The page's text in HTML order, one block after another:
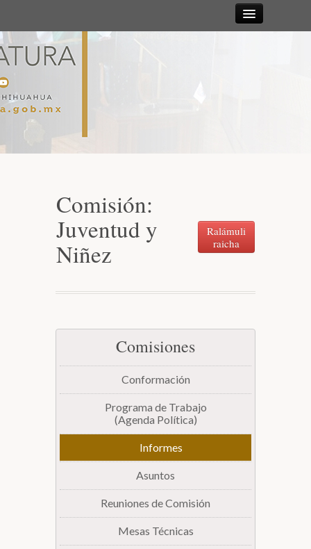
Mesa Directiva y Diputación Permanente
Junta de Coordinación Política
Comisiones
Secretarías
Transparencia
Comisión:
Juventud y
Niñez
Ralámuli
raicha
Comisiones
Conformación
Programa de Trabajo
(Agenda Política)
Informes
Asuntos
Reuniones de Comisión
Mesas Técnicas